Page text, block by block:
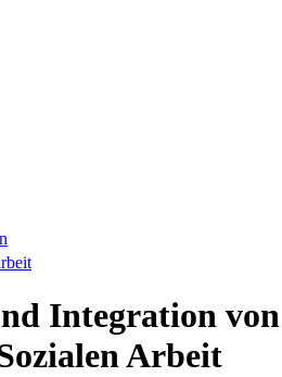
Integration
Arbeit